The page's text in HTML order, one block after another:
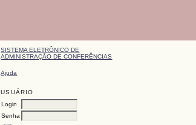
SISTEMA ELETRÔNICO DE
ADMINISTRAÇÃO DE CONFERÊNCIAS
Ajuda
USUÁRIO
Login
Senha